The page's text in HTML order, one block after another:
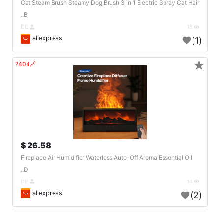
Cat Steam Brush Steamy Dog Brush 3 in 1 Electric Spray Cat Hair
B..
aliexpress (1)
🔗404?
26.58 $
Fireplace Air Humidifier Waterless Auto-Off Aroma Essential Oil
D..
aliexpress (2)
★